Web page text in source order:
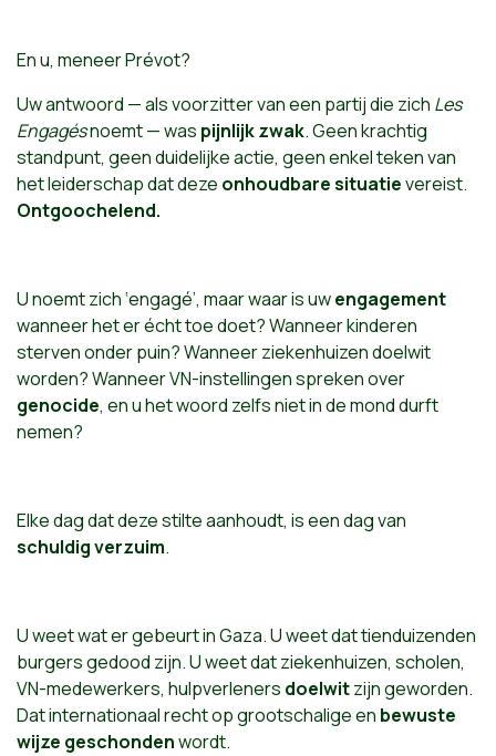
En u, meneer Prévot?
Uw antwoord — als voorzitter van een partij die zich Les
Engagésnoemt — was pijnlijk zwak. Geen krachtig
standpunt, geen duidelijke actie, geen enkel teken van
het leiderschap dat deze onhoudbare situatievereist.
Ontgoochelend.
U noemt zich ‘engagé’, maar waar is uwengagement
wanneer het er écht toe doet? Wanneer kinderen
sterven onder puin? Wanneer ziekenhuizen doelwit
worden? Wanneer VN-instellingen spreken over
genocide, en u het woord zelfs niet in de mond durft
nemen?
Elke dag dat deze stilte aanhoudt, is een dag van
schuldig verzuim.
U weet wat er gebeurt in Gaza. U weet dat tienduizenden
burgers gedood zijn. U weet dat ziekenhuizen, scholen,
VN-medewerkers, hulpverleners doelwitzijn geworden.
Dat internationaal recht op grootschalige en bewuste
wijze geschondenwordt.